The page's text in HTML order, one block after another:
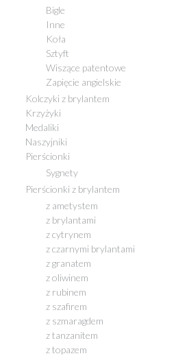
Bigle
Inne
Koła
Sztyft
Wiszące patentowe
Zapięcie angielskie
Kolczyki z brylantem
Krzyżyki
Medaliki
Naszyjniki
Pierścionki
Sygnety
Pierścionki z brylantem
z ametystem
z brylantami
z cytrynem
z czarnymi brylantami
z granatem
z oliwinem
z rubinem
z szafirem
z szmaragdem
z tanzanitem
z topazem